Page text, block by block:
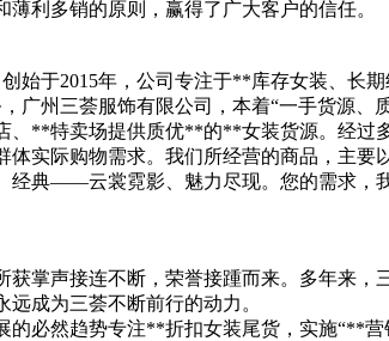
利多销的原则，赢得了广大客户的信任。
始于2015年，公司专注于**库存女装、长
广州三荟服饰有限公司，本着“一手货源
**特卖场提供质优**的**女装货源。经
实际购物需求。我们所经营的商品，主
经典——云裳霓影、魅力尽现。您的需求，
掌声接连不断，荣誉接踵而来。多年来
成为三荟不断前行的动力。
必然趋势专注**折扣女装尾货，实施“**